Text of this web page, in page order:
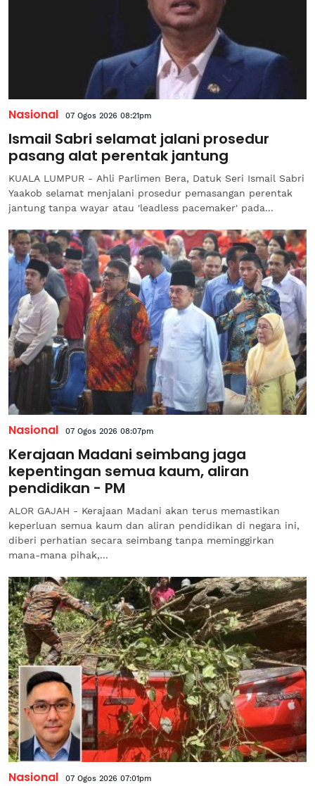
Nasional 07 Ogos 2026 08:21pm
Ismail Sabri selamat jalani prosedur
pasang alat perentak jantung
KUALA LUMPUR - Ahli Parlimen Bera, Datuk Seri Ismail Sabri
Yaakob selamat menjalani prosedur pemasangan perentak
jantung tanpa wayar atau 'leadless pacemaker' pada...
Nasional 07 Ogos 2026 08:07pm
Kerajaan Madani seimbang jaga
kepentingan semua kaum, aliran
pendidikan - PM
ALOR GAJAH - Kerajaan Madani akan terus memastikan
keperluan semua kaum dan aliran pendidikan di negara ini,
diberi perhatian secara seimbang tanpa meminggirkan
mana-mana pihak,...
Nasional 07 Ogos 2026 07:01pm